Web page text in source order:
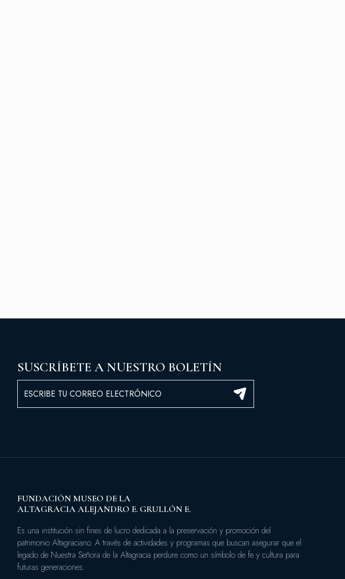
SUSCRÍBETE A NUESTRO BOLETÍN
FUNDACIÓN MUSEO DE LA
ALTAGRACIA ALEJANDRO E. GRULLÓN E.
Es una institución sin fines de lucro dedicada a la preservación y promoción del
patrimonio Altagraciano. A través de actividades y programas que buscan asegurar que el
legado de Nuestra Señora de la Altagracia perdure como un símbolo de fe y cultura para
futuras generaciones.